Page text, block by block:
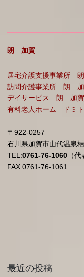
朗 加賀
居宅介護支援事業所
訪問介護事業所 朗 加
デイサービス 朗 加賀
有料老人ホーム ドミ
〒922-0257
石川県加賀市山代温泉
TEL:0761-76-1060 （代
FAX:0761-76-1061
最近の投稿